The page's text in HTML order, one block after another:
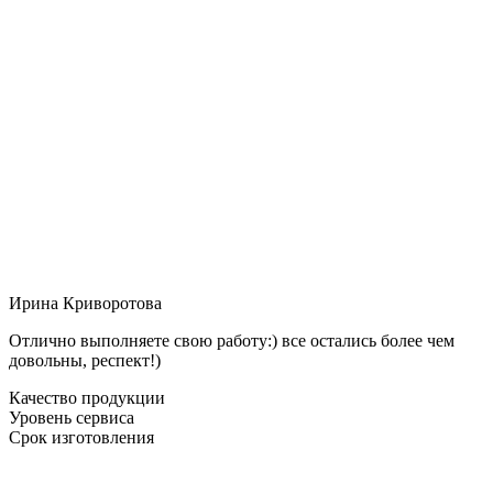
Ирина Криворотова
Отлично выполняете свою работу:) все остались более чем
довольны, респект!)
Качество продукции
Уровень сервиса
Срок изготовления